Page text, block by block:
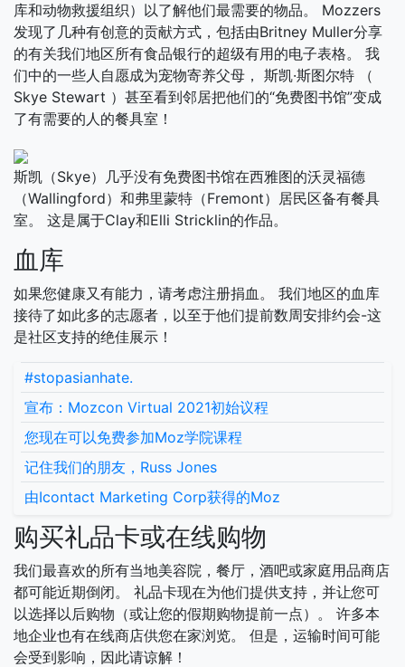
库和动物救援组织）以了解他们最需要的物品。 Mozzers
发现了几种有创意的贡献方式，包括由Britney Muller分享
的有关我们地区所有食品银行的超级有用的电子表格。 我
们中的一些人自愿成为宠物寄养父母， 斯凯·斯图尔特 （
Skye Stewart ）甚至看到邻居把他们的“免费图书馆”变成
了有需要的人的餐具室！
斯凯（Skye）几乎没有免费图书馆在西雅图的沃灵福德
（Wallingford）和弗里蒙特（Fremont）居民区备有餐具
室。 这是属于Clay和Elli Stricklin的作品。
血库
如果您健康又有能力，请考虑注册捐血。 我们地区的血库
接待了如此多的志愿者，以至于他们提前数周安排约会-这
是社区支持的绝佳展示！
#stopasianhate.
宣布：Mozcon Virtual 2021初始议程
您现在可以免费参加Moz学院课程
记住我们的朋友，Russ Jones
由Icontact Marketing Corp获得的Moz
购买礼品卡或在线购物
我们最喜欢的所有当地美容院，餐厅，酒吧或家庭用品商店
都可能近期倒闭。 礼品卡现在为他们提供支持，并让您可
以选择以后购物（或让您的假期购物提前一点）。 许多本
地企业也有在线商店供您在家浏览。 但是，运输时间可能
会受到影响，因此请谅解！